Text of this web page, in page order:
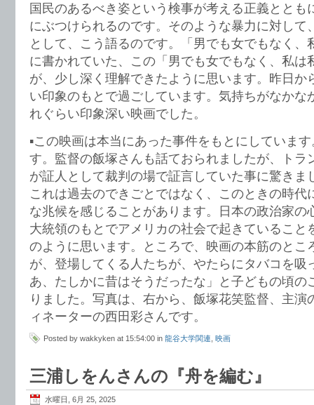
国民のあるべき姿という検事が考える正義ととも
にぶつけられるのです。そのような暴力に対して
として、こう語るのです。「男でも女でもなく、
に書かれていた、この「男でも女でもなく、私は
が、少し深く理解できたように思います。昨日か
い印象のもとで過ごしています。気持ちがなかな
れぐらい印象深い映画でした。
▪️この映画は本当にあった事件をもとにしていま
す。監督の飯塚さんも話ておられましたが、トラ
が証人として裁判の場で証言していた事に驚きま
これは過去のできごとではなく、このときの時代
な兆候を感じることがあります。日本の政治家の
大統領のもとでアメリカの社会で起きていること
のように思います。ところで、映画の本筋のとこ
が、登場してくる人たちが、やたらにタバコを吸
あ、たしかに昔はそうだったな」と子どもの頃の
りました。写真は、右から、飯塚花笑監督、主演
ィネーターの西田彩さんです。
Posted by wakkyken at 15:54:00 in 龍谷大学関連 映画
三浦しをんさんの『舟を編む』
水曜日, 6月 25, 2025